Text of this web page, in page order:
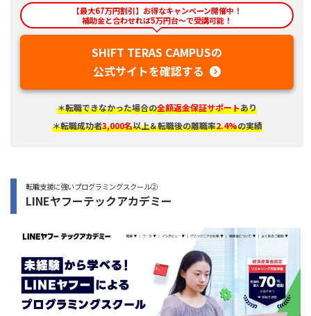
【最大67万円割引】お得なキャンペーン開催中！
補助金と合わせれば5万円台〜で受講可能！
SHIFT TERAS CAMPUSの
公式サイトを確認する
＊転職できなかった場合の全額返金保証サポートあり
＊転職成功者3,000名以上＆転職後の離職率2.4%の実績
転職支援に強いプログラミングスクール②
LINEヤフーテックアカデミー